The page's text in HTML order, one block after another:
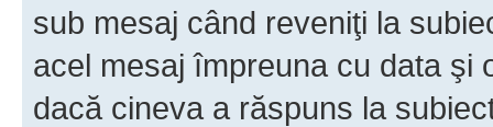
sub mesaj când reveniţi la
acel mesaj împreuna cu data şi
dacă cineva a răspuns la